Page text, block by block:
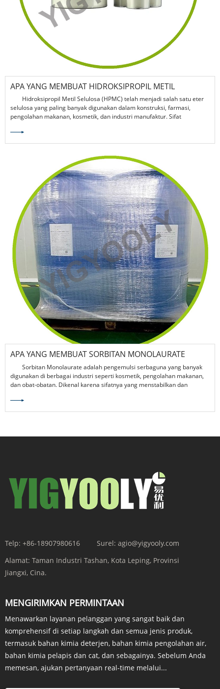
APA YANG MEMBUAT HIDROKSIPROPIL METIL
SELULOSA PENTING DI INDUSTRI MODERN?
Hidroksipropil Metil Selulosa (HPMC) telah menjadi salah satu eter
selulosa yang paling banyak digunakan dalam konstruksi, farmasi,
pengolahan makanan, kosmetik, dan industri manufaktur. Sifat
membantu bisnis meningkatkan kinerja produk, mengurangi limbah, dan
meningkatkan efisiensi produksi. Panduan komprehensif ini menjelaskan
grade yang tepat untuk aplikasi tertentu.
APA YANG MEMBUAT SORBITAN MONOLAURATE
PENTING DALAM FORMULASI MODERN?
Sorbitan Monolaurate adalah pengemulsi serbaguna yang banyak
digunakan di berbagai industri seperti kosmetik, pengolahan makanan,
dan obat-obatan. Dikenal karena sifatnya yang menstabilkan dan
dalam meningkatkan kinerja produk, tekstur, dan umur simpan. Panduan
komprehensif ini mengeksplorasi fungsi, penerapan, manfaat,
Telp: +86-18907980616 Surel: agio@yigyooly.com
Alamat: Taman Industri Tashan, Kota Leping, Provinsi
Jiangxi, Cina.
MENGIRIMKAN PERMINTAAN
Menawarkan layanan pelanggan yang sangat baik dan
komprehensif di setiap langkah dan semua jenis produk,
termasuk bahan kimia deterjen, bahan kimia pengolahan air,
bahan kimia pelapis dan cat, dan sebagainya. Sebelum Anda
memesan, ajukan pertanyaan real-time melalui...